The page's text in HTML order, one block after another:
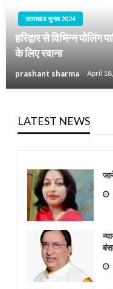
उतराखंड चुनाव 2024
हरिद्वार से विभिन्न
के लिए रवाना
prashant sharma April
LATEST NEWS